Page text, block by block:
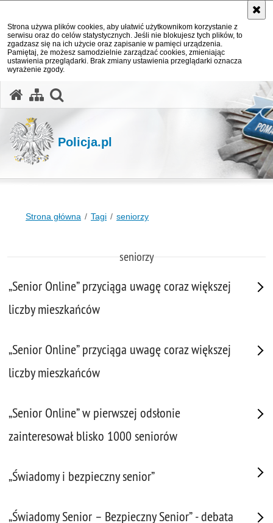
Strona używa plików cookies, aby ułatwić użytkownikom korzystanie z
serwisu oraz do celów statystycznych. Jeśli nie blokujesz tych plików, to
zgadzasz się na ich użycie oraz zapisanie w pamięci urządzenia.
Pamiętaj, że możesz samodzielnie zarządzać cookies, zmieniając
ustawienia przeglądarki. Brak zmiany ustawienia przeglądarki oznacza
wyrażenie zgody.
Policja.pl
Strona główna Tagi seniorzy
seniorzy
„Senior Online” przyciąga uwagę coraz większej
liczby mieszkańców
„Senior Online” przyciąga uwagę coraz większej
liczby mieszkańców
„Senior Online” w pierwszej odsłonie
zainteresował blisko 1000 seniorów
„Świadomy i bezpieczny senior”
„Świadomy Senior – Bezpieczny Senior” - debata